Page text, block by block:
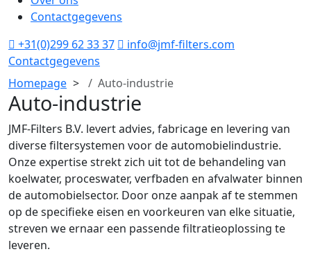
Contactgegevens
+31(0)299 62 33 37
info@jmf-filters.com
Contactgegevens
Homepage
Auto-industrie
Auto-industrie
JMF-Filters B.V. levert advies, fabricage en levering van
diverse filtersystemen voor de automobielindustrie.
Onze expertise strekt zich uit tot de behandeling van
koelwater, proceswater, verfbaden en afvalwater binnen
de automobielsector. Door onze aanpak af te stemmen
op de specifieke eisen en voorkeuren van elke situatie,
streven we ernaar een passende filtratieoplossing te
leveren.